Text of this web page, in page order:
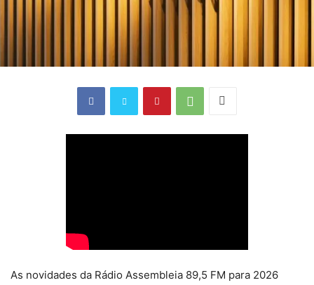
As novidades da Rádio Assembleia 89,5 FM para 2026